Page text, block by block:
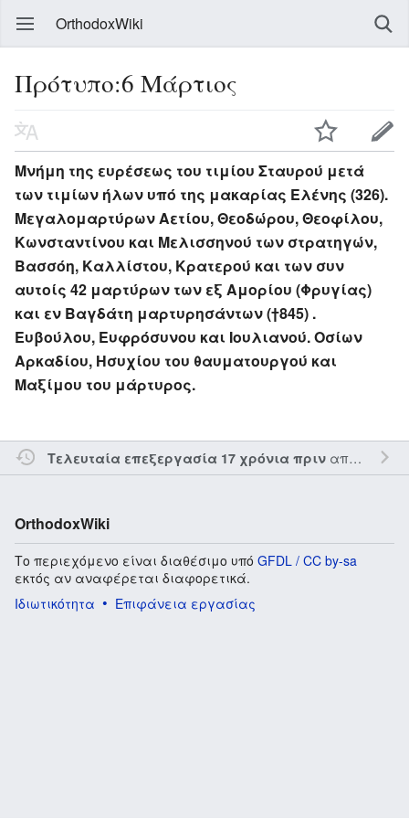
OrthodoxWiki
Πρότυπο:6 Μάρτιος
Μνήμη της ευρέσεως του τιμίου Σταυρού μετά
των τιμίων ήλων υπό της μακαρίας Ελένης (326).
Μεγαλομαρτύρων Αετίου, Θεοδώρου, Θεοφίλου,
Κωνσταντίνου και Μελισσηνού των στρατηγών,
Βασσόη, Καλλίστου, Κρατερού και των συν
αυτοίς 42 μαρτύρων των εξ Αμορίου (Φρυγίας)
και εν Βαγδάτη μαρτυρησάντων (†845) .
Ευβούλου, Ευφρόσυνου και Ιουλιανού. Οσίων
Αρκαδίου, Ησυχίου του θαυματουργού και
Μαξίμου του μάρτυρος.
Τελευταία επεξεργασία 17 χρόνια πριναπό τον την
OrthodoxWiki
Το περιεχόμενο είναι διαθέσιμο υπό GFDL / CC by-sa
εκτός αν αναφέρεται διαφορετικά.
Ιδιωτικότητα
Επιφάνεια εργασίας